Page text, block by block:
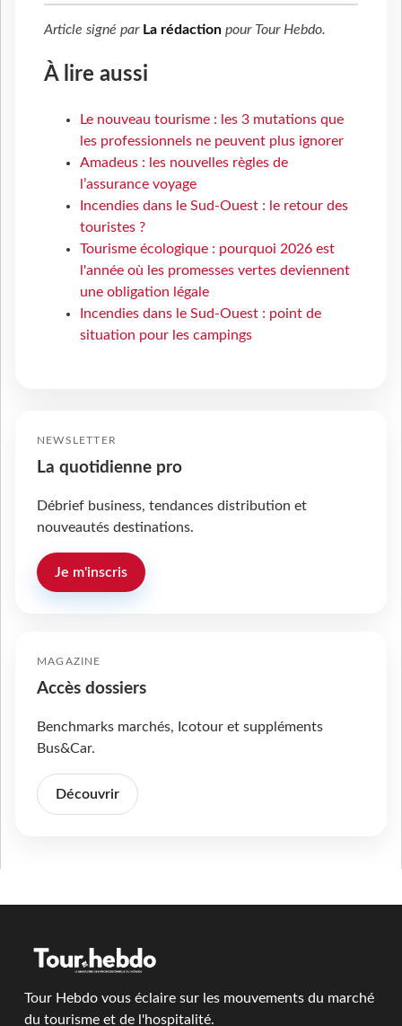
Article signé par La rédaction pour Tour Hebdo.
À lire aussi
Le nouveau tourisme : les 3 mutations que
les professionnels ne peuvent plus ignorer
Amadeus : les nouvelles règles de
l’assurance voyage
Incendies dans le Sud-Ouest : le retour des
touristes ?
Tourisme écologique : pourquoi 2026 est
l'année où les promesses vertes deviennent
une obligation légale
Incendies dans le Sud-Ouest : point de
situation pour les campings
NEWSLETTER
La quotidienne pro
Débrief business, tendances distribution et
nouveautés destinations.
Je m'inscris
MAGAZINE
Accès dossiers
Benchmarks marchés, Icotour et suppléments
Bus&Car.
Découvrir
Tour Hebdo vous éclaire sur les mouvements du marché
du tourisme et de l'hospitalité.